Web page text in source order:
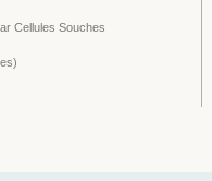
Cellules Souches